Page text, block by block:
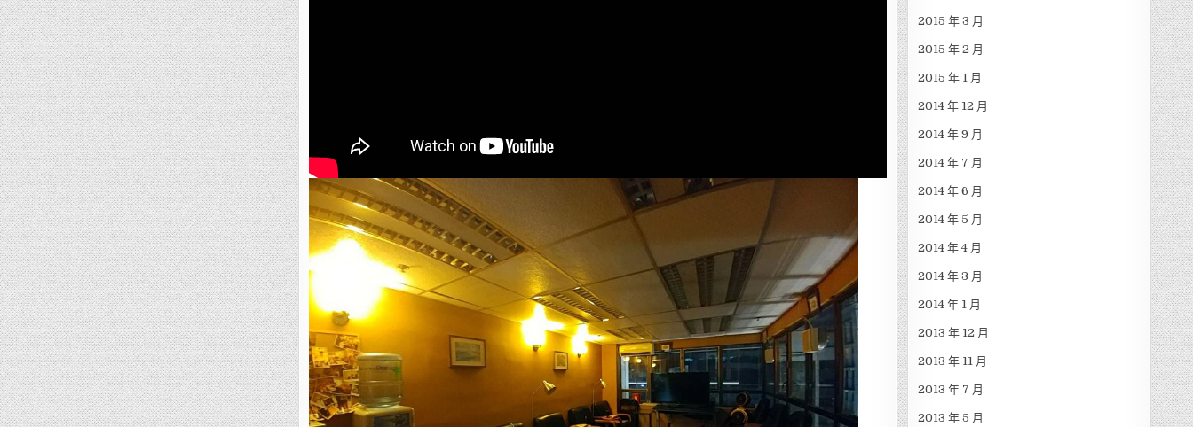
2015 年 3 月
2015 年 2 月
2015 年 1 月
2014 年 12 月
2014 年 9 月
2014 年 7 月
2014 年 6 月
2014 年 5 月
2014 年 4 月
2014 年 3 月
2014 年 1 月
2013 年 12 月
2013 年 11 月
2013 年 7 月
2013 年 5 月